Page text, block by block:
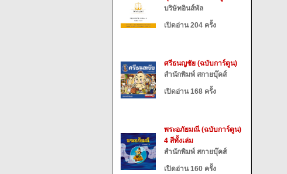
บริษัทอินส์พัล
เปิดอ่าน 204 ครั้ง
ศรีธนญชัย (ฉบับการ์ตูน)
สำนักพิมพ์ สกายบุ๊คส์
เปิดอ่าน 168 ครั้ง
พระอภัยมณี (ฉบับการ์ตูน)
4 สีทั้งเล่ม
สำนักพิมพ์ สกายบุ๊คส์
เปิดอ่าน 160 ครั้ง